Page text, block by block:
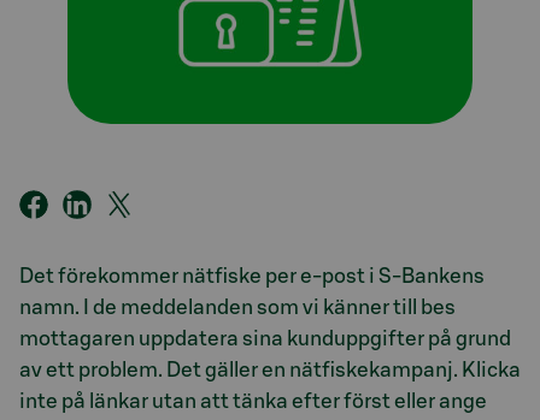
Det förekommer nätfiske per e-post i S-Bankens
namn. I de meddelanden som vi känner till bes
mottagaren uppdatera sina kunduppgifter på grund
av ett problem. Det gäller en nätfiskekampanj. Klicka
inte på länkar utan att tänka efter först eller ange